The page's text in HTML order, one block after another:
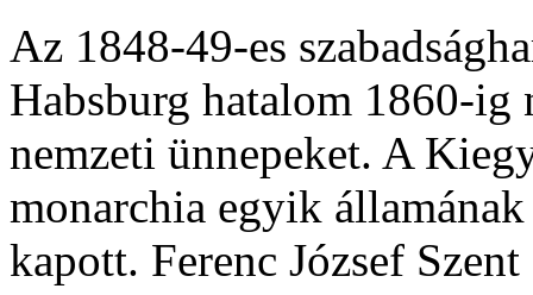
Az 1848-49-es
Habsburg hatalom 1860-ig
nemzeti ünnepeket. A
monarchia egyik
kapott. Ferenc József